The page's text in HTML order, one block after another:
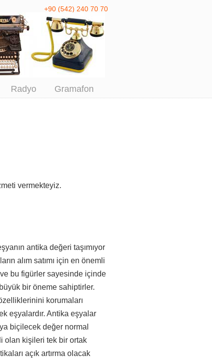
Alım
+90 (542) 240 70 70
Radyo Gramafon
vermekteyiz.
antika değeri taşımıyor
alım satımı için en önemli
bu figürler sayesinde içinde
bir öneme sahiptirler.
korumaları
eşyalardır. Antika eşyalar
biçilecek değer normal
olan kişileri tek bir ortak
açık artırma olacak